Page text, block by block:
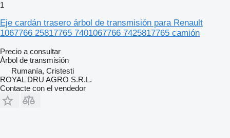
1
Eje cardán trasero árbol de transmisión para Renault
1067766 25817765 7401067766 7425817765 camión
Precio a consultar
Árbol de transmisión
Rumanía, Cristesti
ROYAL DRU AGRO S.R.L.
Contacte con el vendedor